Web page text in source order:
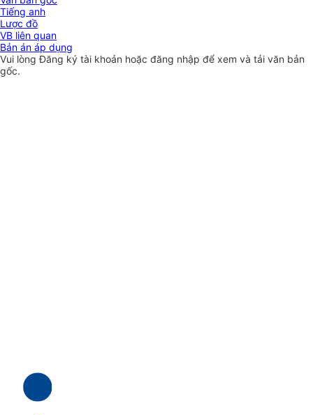
Tiếng anh
Lược đồ
VB liên quan
Bản án áp dụng
Vui lòngĐăng ký tài khoản hoặc đăng nhập để xem và tải văn bản
gốc.